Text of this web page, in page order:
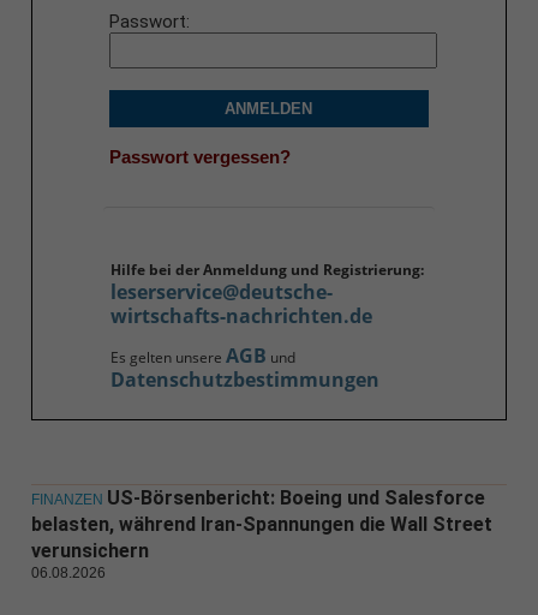
Passwort
ANMELDEN
Passwort vergessen?
Hilfe bei der Anmeldung und Registrierung:
leserservice@deutsche-
wirtschafts-nachrichten.de
Es gelten unsere AGB und
Datenschutzbestimmungen
FINANZEN US-Börsenbericht: Boeing und Salesforce
belasten, während Iran-Spannungen die Wall Street
verunsichern
06.08.2026